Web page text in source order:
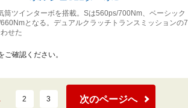
筒ツインターボを搭載。Sは560ps/700Nm、ベーシック
となる。デュアルクラッチトランスミッションの7
せた
確認ください。
2 3 次のページへ